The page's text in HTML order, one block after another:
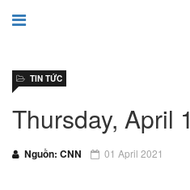
Thursday, April 1
Nguồn: CNN
TIN TỨC
01 April 2021